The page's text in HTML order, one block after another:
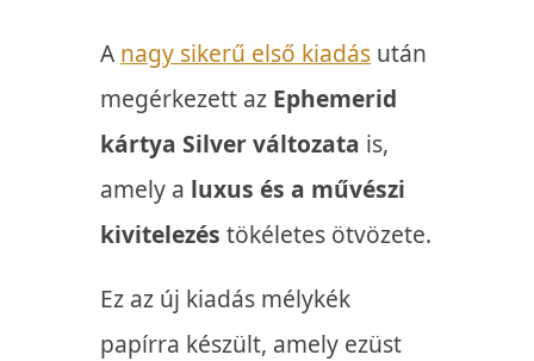
A nagy sikerű első kiadás után
megérkezett az Ephemerid
kártya Silver változata is,
amely a luxus és a művészi
kivitelezés tökéletes ötvözete.
Ez az új kiadás mélykék
papírra készült, amely ezüst